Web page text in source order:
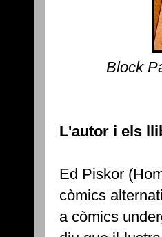
Block
L'autor i els
Ed Piskor
còmics
a còmics